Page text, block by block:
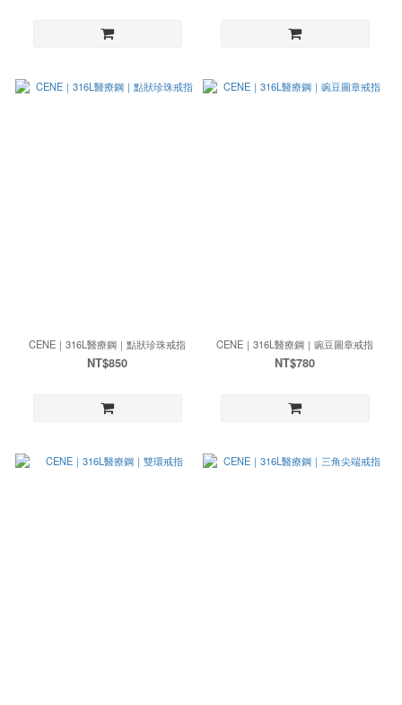
CENE｜316L醫療鋼｜點狀珍珠戒指
NT$850
CENE｜316L醫療鋼｜豌豆圖章戒指
NT$780